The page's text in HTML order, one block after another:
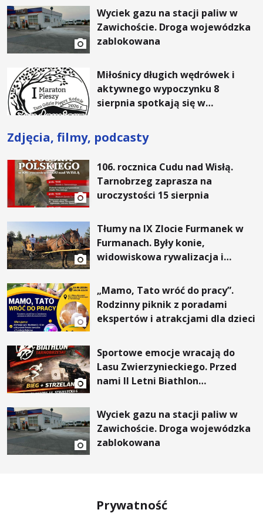
rachunki za energię, lepszy
komfort życia i... czystsze
powietrze
Wyciek gazu na stacji paliw w
Zawichoście. Droga wojewódzka
zablokowana
Miłośnicy długich wędrówek i
aktywnego wypoczynku 8
sierpnia spotkają się w
Pieszym „Tam Gdzie Pieprz
Rośnie”
Zdjęcia, filmy, podcasty
106. rocznica Cudu nad Wisłą.
Tarnobrzeg zaprasza na
uroczystości 15 sierpnia
Tłumy na IX Zlocie Furmanek w
Furmanach. Były konie,
widowiskowa rywalizacja i
„Mamo, Tato wróć do pracy”.
Rodzinny piknik z poradami
ekspertów i atrakcjami dla dzieci
Sportowe emocje wracają do
Lasu Zwierzynieckiego. Przed
nami II Letni Biathlon
Wyciek gazu na stacji paliw w
Zawichoście. Droga wojewódzka
zablokowana
Prywatność